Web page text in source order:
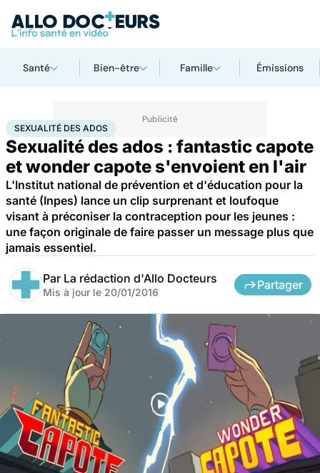
Santé Bien-être Famille Émissions
AccueilBien-êtreSexoSexualité des ados
SEXUALITÉ DES ADOS
Sexualité des ados : fantastic capote
et wonder capote s'envoient en l'air
L'Institut national de prévention et d'éducation pour la
santé (Inpes) lance un clip surprenant et loufoque
visant à préconiser la contraception pour les jeunes :
une façon originale de faire passer un message plus que
jamais essentiel.
Par La rédaction d'Allo Docteurs
Mis à jour le 20/01/2016
Partager